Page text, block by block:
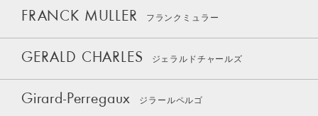
FRANCK MULLER フランクミュラー
GERALD CHARLES ジェラルドチャールズ
Girard-Perregaux ジラールペルゴ